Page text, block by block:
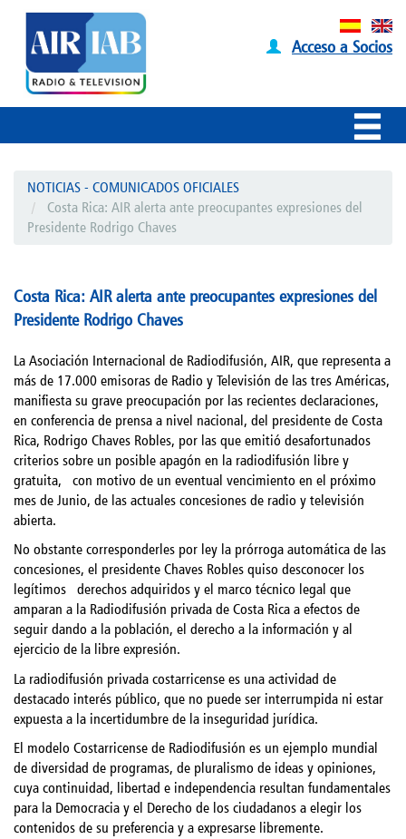
Acceso a Socios
NOTICIAS - COMUNICADOS OFICIALES
Costa Rica: AIR alerta ante preocupantes expresiones del
Presidente Rodrigo Chaves
Costa Rica: AIR alerta ante preocupantes expresiones del
Presidente Rodrigo Chaves
La Asociación Internacional de Radiodifusión, AIR, que representa a
más de 17.000 emisoras de Radio y Televisión de las tres Américas,
manifiesta su grave preocupación por las recientes declaraciones,
en conferencia de prensa a nivel nacional, del presidente de Costa
Rica, Rodrigo Chaves Robles, por las que emitió desafortunados
criterios sobre un posible apagón en la radiodifusión libre y
gratuita, con motivo de un eventual vencimiento en el próximo
mes de Junio, de las actuales concesiones de radio y televisión
abierta.
No obstante corresponderles por ley la prórroga automática de las
concesiones, el presidente Chaves Robles quiso desconocer los
legítimos derechos adquiridos y el marco técnico legal que
amparan a la Radiodifusión privada de Costa Rica a efectos de
seguir dando a la población, el derecho a la información y al
ejercicio de la libre expresión.
La radiodifusión privada costarricense es una actividad de
destacado interés público, que no puede ser interrumpida ni estar
expuesta a la incertidumbre de la inseguridad jurídica.
El modelo Costarricense de Radiodifusión es un ejemplo mundial
de diversidad de programas, de pluralismo de ideas y opiniones,
cuya continuidad, libertad e independencia resultan fundamentales
para la Democracia y el Derecho de los ciudadanos a elegir los
contenidos de su preferencia y a expresarse libremente.